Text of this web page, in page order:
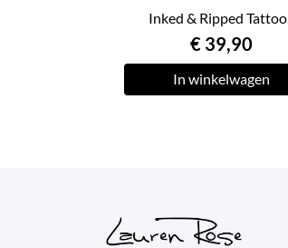
Inked & Ripped Tattoo...
€ 39,90
In winkelwagen